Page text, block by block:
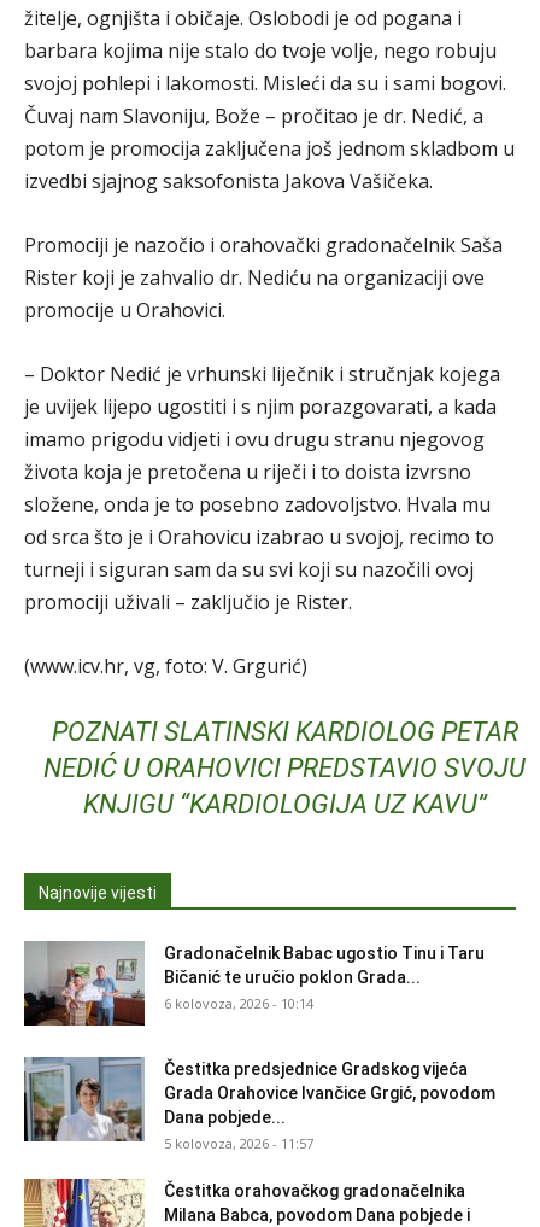
žitelje, ognjišta i običaje. Oslobodi je od pogana i
barbara kojima nije stalo do tvoje volje, nego robuju
svojoj pohlepi i lakomosti. Misleći da su i sami bogovi.
Čuvaj nam Slavoniju, Bože – pročitao je dr. Nedić, a
potom je promocija zaključena još jednom skladbom u
izvedbi sjajnog saksofonista Jakova Vašičeka.
Promociji je nazočio i orahovački gradonačelnik Saša
Rister koji je zahvalio dr. Nediću na organizaciji ove
promocije u Orahovici.
– Doktor Nedić je vrhunski liječnik i stručnjak kojega
je uvijek lijepo ugostiti i s njim porazgovarati, a kada
imamo prigodu vidjeti i ovu drugu stranu njegovog
života koja je pretočena u riječi i to doista izvrsno
složene, onda je to posebno zadovoljstvo. Hvala mu
od srca što je i Orahovicu izabrao u svojoj, recimo to
turneji i siguran sam da su svi koji su nazočili ovoj
promociji uživali – zaključio je Rister.
(www.icv.hr, vg, foto: V. Grgurić)
POZNATI SLATINSKI KARDIOLOG PETAR
NEDIĆ U ORAHOVICI PREDSTAVIO SVOJU
KNJIGU “KARDIOLOGIJA UZ KAVU”
Najnovije vijesti
Gradonačelnik Babac ugostio Tinu i Taru
Bičanić te uručio poklon Grada...
6 kolovoza, 2026 - 10:14
Čestitka predsjednice Gradskog vijeća
Grada Orahovice Ivančice Grgić, povodom
Dana pobjede...
5 kolovoza, 2026 - 11:57
Čestitka orahovačkog gradonačelnika
Milana Babca, povodom Dana pobjede i